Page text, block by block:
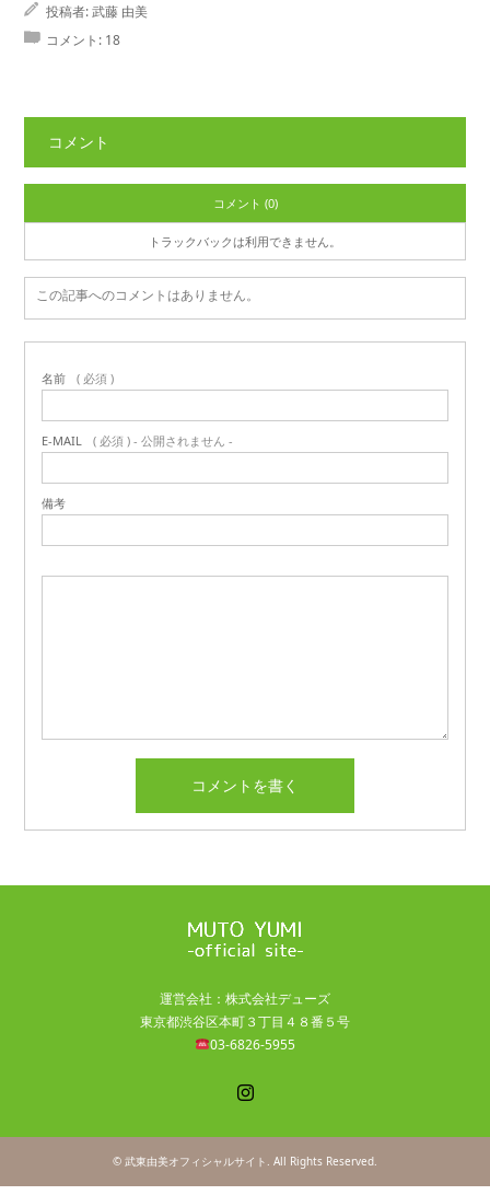
投稿者:武藤 由美
コメント: 18
コメント
コメント (0)
トラックバックは利用できません。
この記事へのコメントはありません。
名前 ( 必須 )
E-MAIL ( 必須 ) - 公開されません -
備考
運営会社：株式会社デューズ
東京都渋谷区本町３丁目４８番５号
03-6826-5955
© 武東由美オフィシャルサイト . All Rights Reserved.